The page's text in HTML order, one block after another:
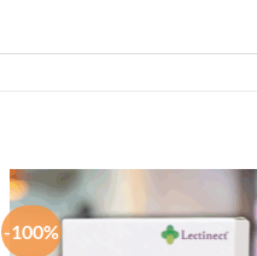
-100%